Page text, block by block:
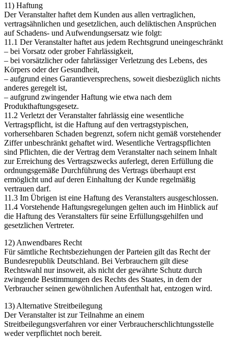
11) Haftung
Der Veranstalter haftet dem Kunden aus allen vertraglichen,
vertragsähnlichen und gesetzlichen, auch deliktischen Ansprüchen
auf Schadens- und Aufwendungsersatz wie folgt:
11.1 Der Veranstalter haftet aus jedem Rechtsgrund uneingeschränkt
– bei Vorsatz oder grober Fahrlässigkeit,
– bei vorsätzlicher oder fahrlässiger Verletzung des Lebens, des
Körpers oder der Gesundheit,
– aufgrund eines Garantieversprechens, soweit diesbezüglich nichts
anderes geregelt ist,
– aufgrund zwingender Haftung wie etwa nach dem
Produkthaftungsgesetz.
11.2 Verletzt der Veranstalter fahrlässig eine wesentliche
Vertragspflicht, ist die Haftung auf den vertragstypischen,
vorhersehbaren Schaden begrenzt, sofern nicht gemäß vorstehender
Ziffer unbeschränkt gehaftet wird. Wesentliche Vertragspflichten
sind Pflichten, die der Vertrag dem Veranstalter nach seinem Inhalt
zur Erreichung des Vertragszwecks auferlegt, deren Erfüllung die
ordnungsgemäße Durchführung des Vertrags überhaupt erst
ermöglicht und auf deren Einhaltung der Kunde regelmäßig
vertrauen darf.
11.3 Im Übrigen ist eine Haftung des Veranstalters ausgeschlossen.
11.4 Vorstehende Haftungsregelungen gelten auch im Hinblick auf
die Haftung des Veranstalters für seine Erfüllungsgehilfen und
gesetzlichen Vertreter.
12) Anwendbares Recht
Für sämtliche Rechtsbeziehungen der Parteien gilt das Recht der
Bundesrepublik Deutschland. Bei Verbrauchern gilt diese
Rechtswahl nur insoweit, als nicht der gewährte Schutz durch
zwingende Bestimmungen des Rechts des Staates, in dem der
Verbraucher seinen gewöhnlichen Aufenthalt hat, entzogen wird.
13) Alternative Streitbeilegung
Der Veranstalter ist zur Teilnahme an einem
Streitbeilegungsverfahren vor einer Verbraucherschlichtungsstelle
weder verpflichtet noch bereit.